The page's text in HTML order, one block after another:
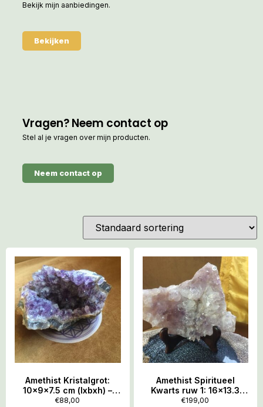
Bekijk mijn aanbiedingen.
Bekijken
Vragen? Neem contact op
Stel al je vragen over mijn producten.
Neem contact op
Amethist Kristalgrot:
10x9x7.5 cm (lxbxh) –
533 gr
€88,00
Amethist Spiritueel
Kwarts ruw 1: 16×13.3
(bxh) – 341 gr +
€199,00